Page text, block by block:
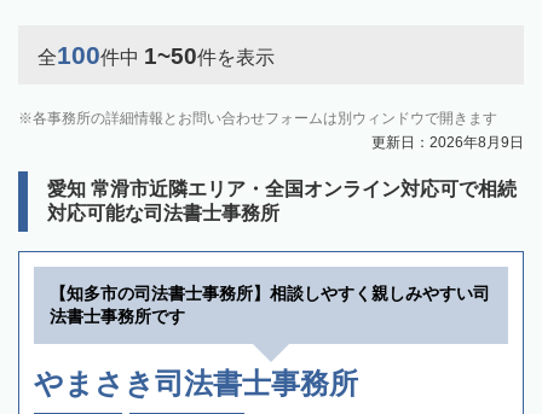
全100件中 1~50件を表示
各事務所の詳細情報とお問い合わせフォームは別ウィンドウで開きます
更新日：2026年8月9日
愛知 常滑市近隣エリア・全国オンライン対応可で相続
対応可能な司法書士事務所
【知多市の司法書士事務所】相談しやすく親しみやすい司
法書士事務所です
やまさき司法書士事務所